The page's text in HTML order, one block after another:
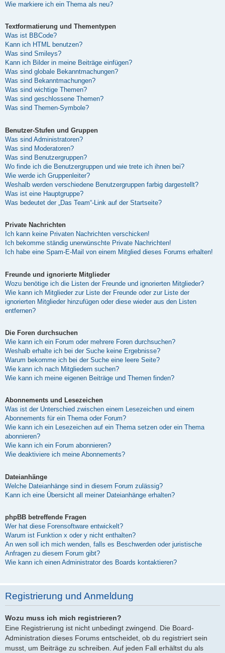
Wie markiere ich ein Thema als neu?
Textformatierung und Thementypen
Was ist BBCode?
Kann ich HTML benutzen?
Was sind Smileys?
Kann ich Bilder in meine Beiträge einfügen?
Was sind globale Bekanntmachungen?
Was sind Bekanntmachungen?
Was sind wichtige Themen?
Was sind geschlossene Themen?
Was sind Themen-Symbole?
Benutzer-Stufen und Gruppen
Was sind Administratoren?
Was sind Moderatoren?
Was sind Benutzergruppen?
Wo finde ich die Benutzergruppen und wie trete ich ihnen bei?
Wie werde ich Gruppenleiter?
Weshalb werden verschiedene Benutzergruppen farbig dargestellt?
Was ist eine Hauptgruppe?
Was bedeutet der „Das Team“-Link auf der Startseite?
Private Nachrichten
Ich kann keine Privaten Nachrichten verschicken!
Ich bekomme ständig unerwünschte Private Nachrichten!
Ich habe eine Spam-E-Mail von einem Mitglied dieses Forums erhalten!
Freunde und ignorierte Mitglieder
Wozu benötige ich die Listen der Freunde und ignorierten Mitglieder?
Wie kann ich Mitglieder zur Liste der Freunde oder zur Liste der
ignorierten Mitglieder hinzufügen oder diese wieder aus den Listen
entfernen?
Die Foren durchsuchen
Wie kann ich ein Forum oder mehrere Foren durchsuchen?
Weshalb erhalte ich bei der Suche keine Ergebnisse?
Warum bekomme ich bei der Suche eine leere Seite?
Wie kann ich nach Mitgliedern suchen?
Wie kann ich meine eigenen Beiträge und Themen finden?
Abonnements und Lesezeichen
Was ist der Unterschied zwischen einem Lesezeichen und einem
Abonnements für ein Thema oder Forum?
Wie kann ich ein Lesezeichen auf ein Thema setzen oder ein Thema
abonnieren?
Wie kann ich ein Forum abonnieren?
Wie deaktiviere ich meine Abonnements?
Dateianhänge
Welche Dateianhänge sind in diesem Forum zulässig?
Kann ich eine Übersicht all meiner Dateianhänge erhalten?
phpBB betreffende Fragen
Wer hat diese Forensoftware entwickelt?
Warum ist Funktion x oder y nicht enthalten?
An wen soll ich mich wenden, falls es Beschwerden oder juristische
Anfragen zu diesem Forum gibt?
Wie kann ich einen Administrator des Boards kontaktieren?
Registrierung und Anmeldung
Wozu muss ich mich registrieren?
Eine Registrierung ist nicht unbedingt zwingend. Die Board-
Administration dieses Forums entscheidet, ob du registriert sein
musst, um Beiträge zu schreiben. Auf jeden Fall erhältst du als